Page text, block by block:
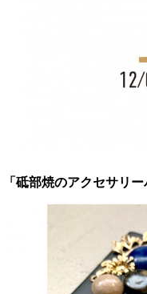
「砥部焼のアクセサリ